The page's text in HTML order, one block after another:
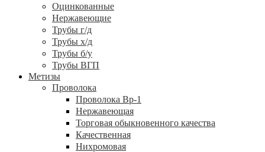
Оцинкованные
Нержавеющие
Трубы г/д
Трубы х/д
Трубы б/у
Трубы ВГП
Метизы
Проволока
Проволока Вр-1
Нержавеющая
Торговая обыкновенного качества
Качественная
Нихромовая